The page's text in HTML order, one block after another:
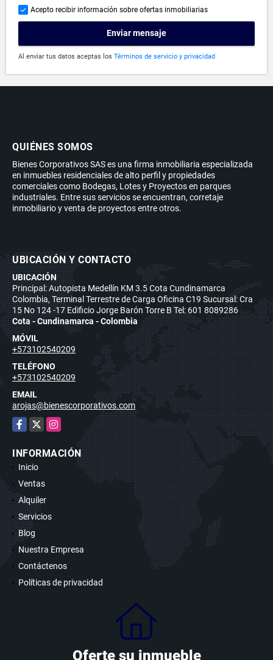
Acepto recibir información sobre ofertas inmobiliarias
Enviar mensaje
Al enviar tus datos aceptas los Términos de servicio y privacidad
QUIÉNES SOMOS
Bienes Corporativos SAS es una firma inmobiliaria especializada
en inmuebles residenciales de alto perfil y propiedades
comerciales como Bodegas, Lotes y Proyectos en parques
industriales. Entre sus servicios se encuentran, corretaje
inmobiliario y venta de proyectos entre otros.
UBICACIÓN Y CONTACTO
UBICACIÓN
Principal: Autopista Medellín KM 3.5 Cota Cundinamarca
Colombia, Terminal Terrestre de Carga Oficina C19 Sucursal: Cra
15 No 124 -17 Edificio Jorge Barón Torre B Tel: 601 8089286
Cota - Cundinamarca - Colombia
MÓVIL
+573102540209
TELÉFONO
+573102540209
EMAIL
arojas@bienescorporativos.com
Facebook
X Instagram
INFORMACIÓN
Inicio
Ventas
Alquiler
Servicios
Blog
Nuestra Empresa
Contáctenos
Políticas de privacidad
Oferte su inmueble